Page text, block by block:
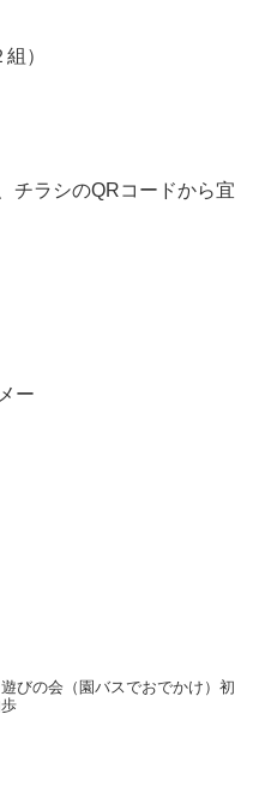
）
チラシのQRコードから宜
ー
びの会（園バスでおでかけ）初
！